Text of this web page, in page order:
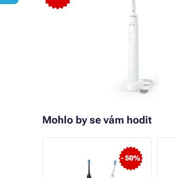
Mohlo by se vám hodit
- 50%